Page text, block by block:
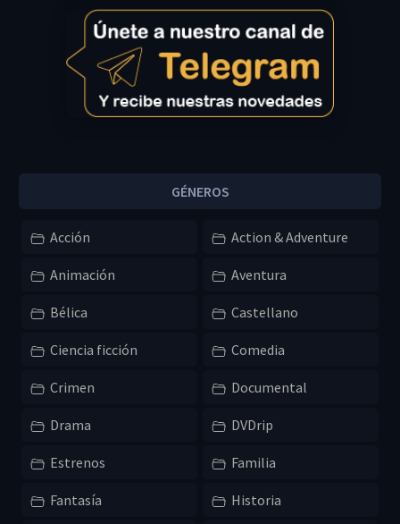
GÉNEROS
Acción Action & Adventure
Animación Aventura
Bélica Castellano
Ciencia ficción Comedia
Crimen Documental
Drama DVDrip
Estrenos Familia
Fantasía Historia